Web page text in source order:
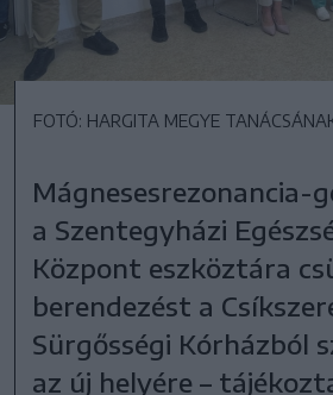
FOTÓ: HARGITA MEGYE
Mágnesesrezonancia-
a Szentegyházi
Központ eszköztára
berendezést a
Sürgősségi Kórházból
az új helyére –